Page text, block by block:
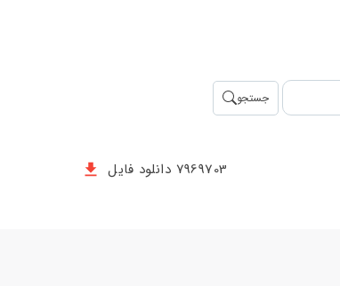
جستجو
7969703 دانلود فایل